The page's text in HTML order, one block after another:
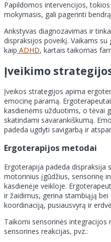
Papildomos intervencijos,
mokymasis, gali pagerinti
Ankstyvas diagnozavimas ir
dispraksijos poveikį. Vaikams
kaip ADHD, kartais taikomas
Įveikimo
Įveikos strategijos apima
emocinę paramą.
kasdienėms užduotims, o tėvai
skatindami savarankiškumą.
padeda ugdyti savigarbą ir
Ergoterapijos metodai
Ergoterapija padeda dispraksija
motorinius įgūdžius, sensorinę
kasdienėje veikloje.
ir žaidimus, gerina stambiąją
koordinaciją, pusiausvyrą ir
Taikomi sensorinės
sensorines reakcijas, pvz.: